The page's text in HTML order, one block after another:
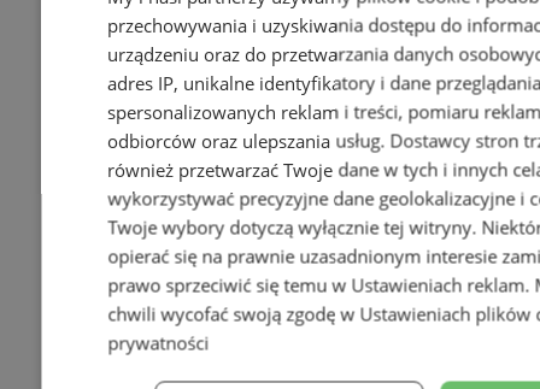
przechowywania i uzyskiwania dostępu do
urządzeniu oraz do przetwarzania danych
adres IP, unikalne identyfikatory i dane
spersonalizowanych reklam i treści, pomiaru
odbiorców oraz ulepszania usług. Dostawcy stron
również przetwarzać Twoje dane w tych i innych
wykorzystywać precyzyjne dane geolokalizacyjne i
Twoje wybory dotyczą wyłącznie tej witryny.
opierać się na prawnie uzasadnionym interesie
prawo sprzeciwić się temu w Ustawieniach reklam.
chwili wycofać swoją zgodę w Ustawieniach plików
prywatności